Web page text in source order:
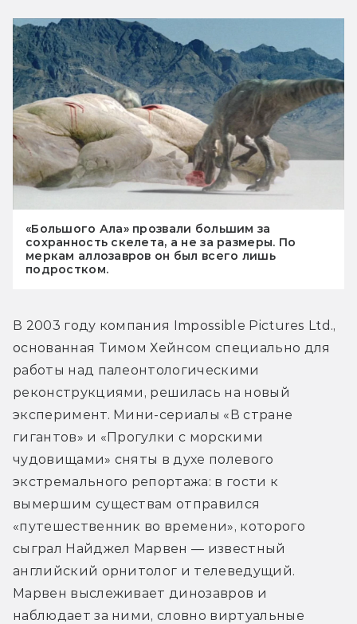
«Большого Ала» прозвали большим за
сохранность скелета, а не за размеры. По
меркам аллозавров он был всего лишь
подростком.
В 2003 году компания Impossible Pictures Ltd.,
основанная Тимом Хейнсом специально для
работы над палеонтологическими
реконструкциями, решилась на новый
эксперимент. Мини-сериалы «В стране
гигантов» и «Прогулки с морскими
чудовищами» сняты в духе полевого
экстремального репортажа: в гости к
вымершим существам отправился
«путешественник во времени», которого
сыграл Найджел Марвен — известный
английский орнитолог и телеведущий.
Марвен выслеживает динозавров и
наблюдает за ними, словно виртуальные